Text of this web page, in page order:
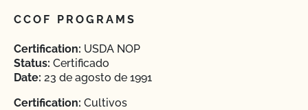
CCOF PROGRAMS
Certification: USDA NOP
Status: Certificado
Date: 23 de agosto de 1991
Certification: Cultivos